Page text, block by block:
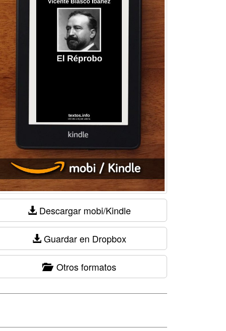
Descargar mobi/Kindle
Guardar en Dropbox
Otros formatos